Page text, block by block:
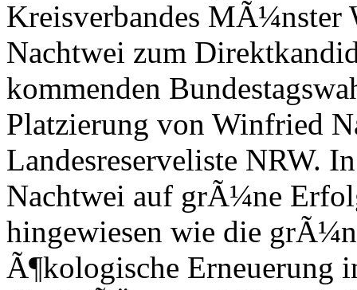
Kreisverbandes MÃ¼nster
Nachtwei zum
kommenden
Platzierung von Winfried
Landesreserveliste NRW.
Nachtwei auf grÃ¼ne
hingewiesen wie die
Ã¶kologische Erneuerung